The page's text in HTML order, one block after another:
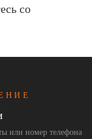
со
или номер телефона